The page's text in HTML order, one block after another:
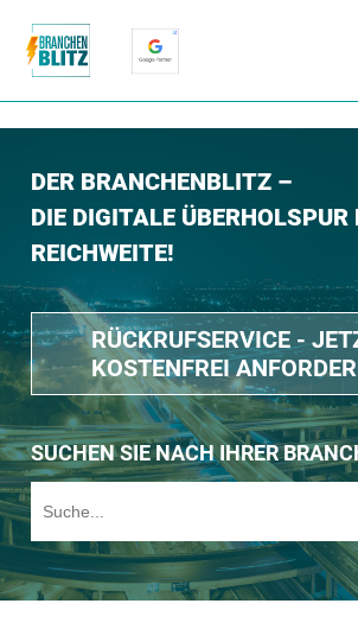
DER BRANCHENBLITZ –
DIE DIGITALE ÜBERHOLSPUR
REICHWEITE!
RÜCKRUFSERVICE -
KOSTENFREI
SUCHEN SIE NACH IHRER